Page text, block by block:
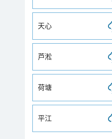
天心
芦淞
荷塘
平江